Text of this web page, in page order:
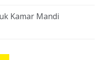
Kamar Mandi